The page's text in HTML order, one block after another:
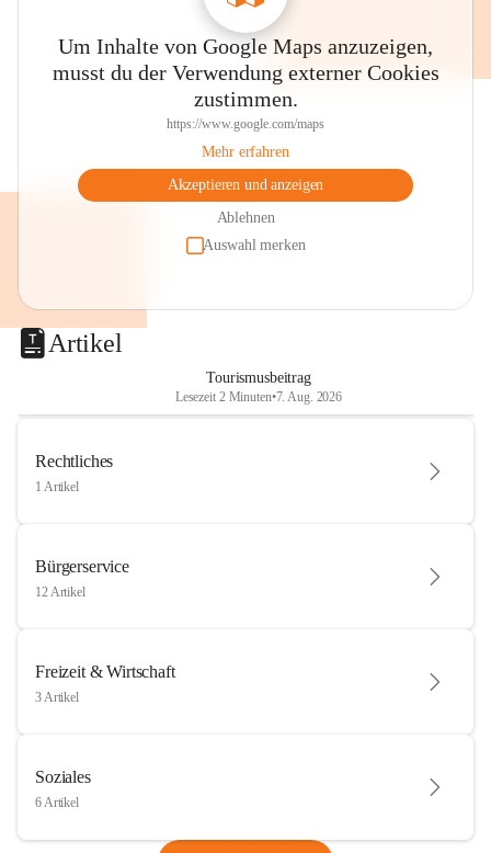
Um Inhalte von Google Maps anzuzeigen,
musst du der Verwendung externer Cookies
zustimmen.
https://www.google.com/maps
Mehr erfahren
Akzeptieren und anzeigen
Ablehnen
Auswahl merken
Artikel
Tourismusbeitrag
Lesezeit 2 Minuten•7. Aug. 2026
Rechtliches
1 Artikel
Bürgerservice
12 Artikel
Freizeit & Wirtschaft
3 Artikel
Soziales
6 Artikel